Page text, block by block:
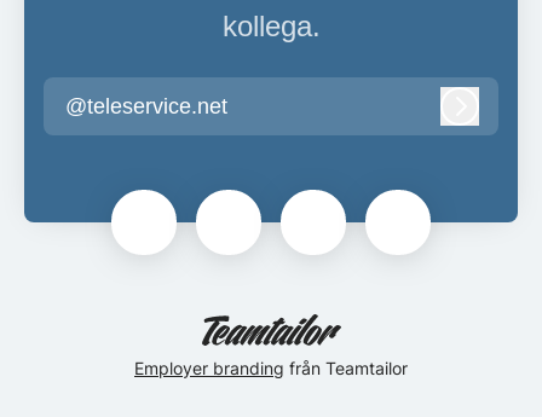
kollega.
@teleservice.net
Employer branding från Teamtailor